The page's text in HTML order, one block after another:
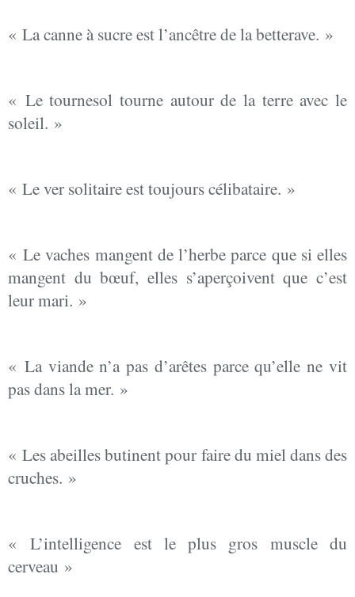
« La canne à sucre est l’ancêtre de la betterave. »
« Le tournesol tourne autour de la terre avec le
soleil. »
« Le ver solitaire est toujours célibataire. »
« Le vaches mangent de l’herbe parce que si elles
mangent du bœuf, elles s’aperçoivent que c’est
leur mari. »
« La viande n’a pas d’arêtes parce qu’elle ne vit
pas dans la mer. »
« Les abeilles butinent pour faire du miel dans des
cruches. »
« L’intelligence est le plus gros muscle du
cerveau »